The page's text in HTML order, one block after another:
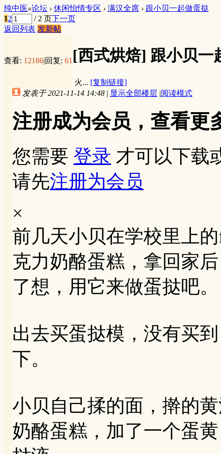
纯中医»论坛 › 休闲怡情专区 › 满汉全席 › 跟小贝一起做蛋挞
12 / 2 页下一页
返回列表 发新帖
查看: 12186|回复: 61 [西式烘焙] 跟小贝一
火... [复制链接]
发表于 2021-11-14 14:48 | 显示全部楼层 |阅读模式
注册成为会员，查看更
您需要 登录 才可以下载
请先注册为会员
×
前几天小贝在学校里上
克力奶酪蛋糕，拿回家
了想，用它来做蛋挞吧。
出去买蛋挞模，没有买
下。
小贝自己揉的面，擀的
奶酪蛋糕，加了一个蛋